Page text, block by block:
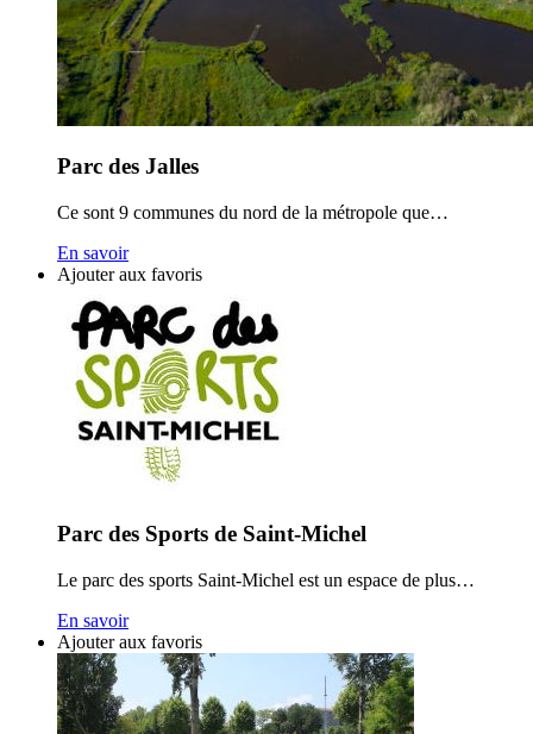
Parc des Jalles
Ce sont 9 communes du nord de la métropole que…
En savoir
Ajouter aux favoris
Parc des Sports de Saint-Michel
Le parc des sports Saint-Michel est un espace de plus…
En savoir
Ajouter aux favoris